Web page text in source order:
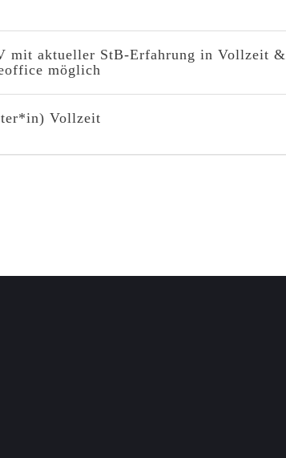
mit aktueller StB-Erfahrung in Vollzeit &
möglich
Vollzeit